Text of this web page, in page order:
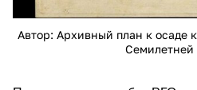
Автор: Архивный план к осаде
Семилетней